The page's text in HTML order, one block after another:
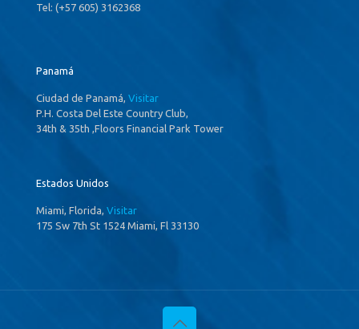
Tel: (+57 605) 3162368
Panamá
Ciudad de Panamá, Visitar
P.H. Costa Del Este Country Club,
34th & 35th ,Floors Financial Park Tower
Estados Unidos
Miami, Florida, Visitar
175 Sw 7th St 1524 Miami, Fl 33130